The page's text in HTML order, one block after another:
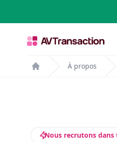
Home
À propos
Nous recrutons dans